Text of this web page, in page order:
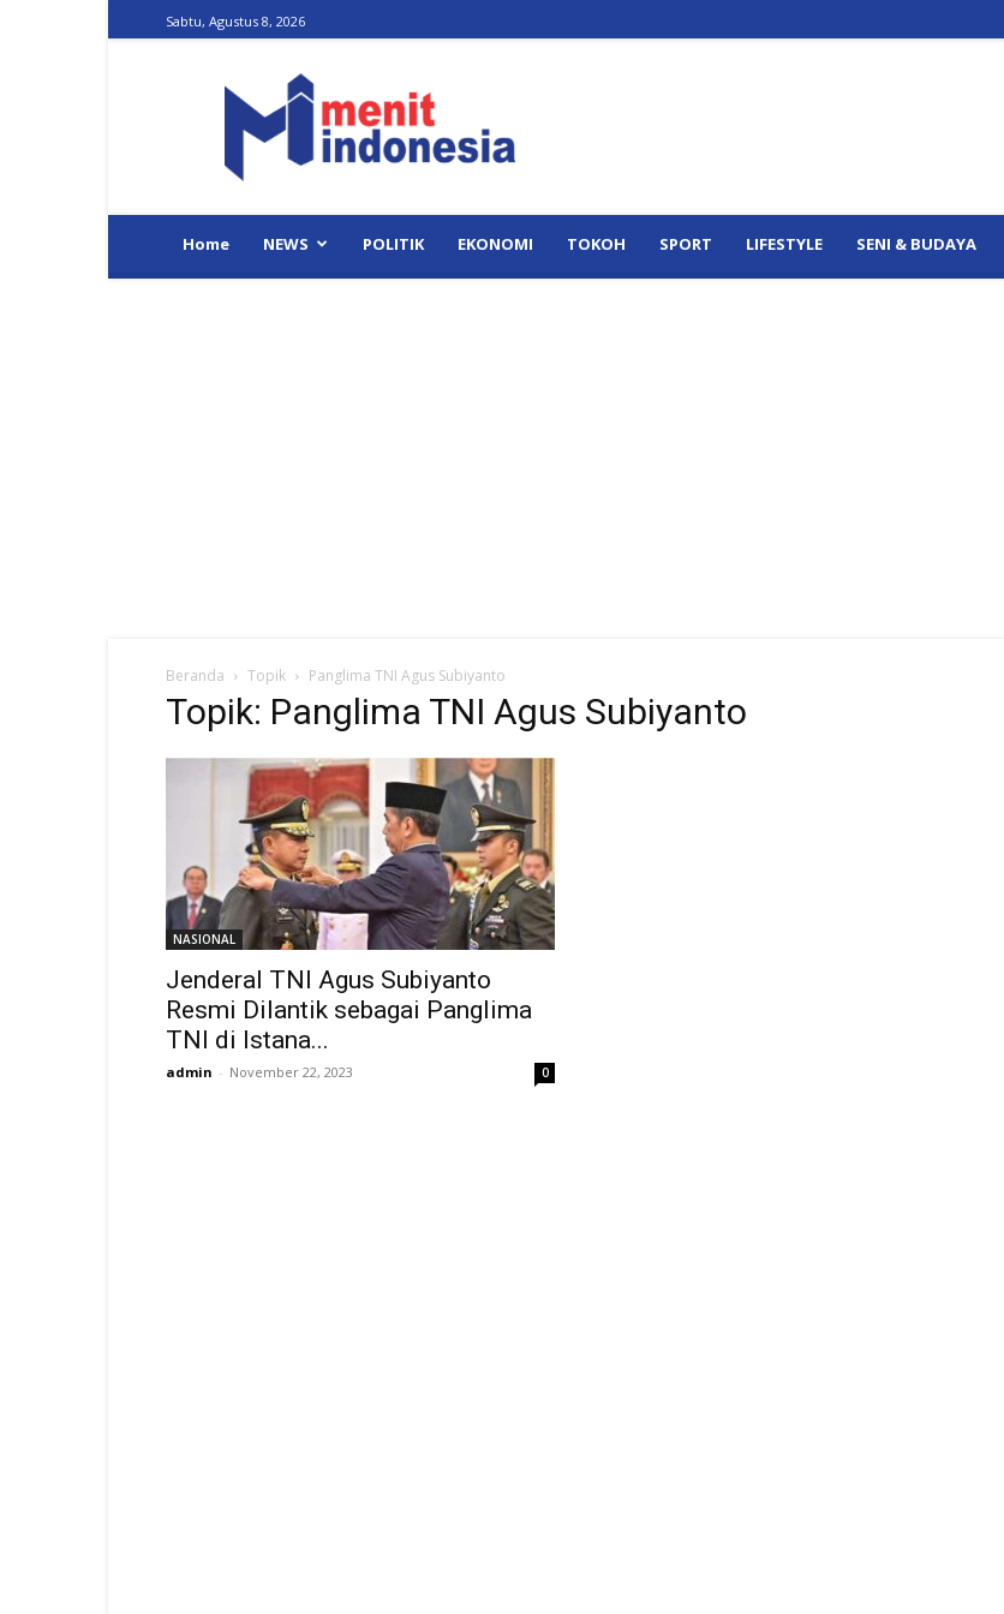
Sabtu, Agustus 8, 2026
Indonesia
Home NEWS POLITIK EKONOMI TOKOH SPORT LIFESTYLE SENI & BUDAYA
Beranda Topik Panglima TNI Agus Subiyanto
Topik: Panglima TNI Agus Subiyanto
NASIONAL
Jenderal TNI Agus Subiyanto
Resmi Dilantik sebagai Panglima
TNI di Istana...
admin - November 22, 2023 0